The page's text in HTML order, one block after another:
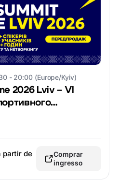
- 20:00 (Europe/Kyiv)
2026 Lviv – VI
partir de
Comprar
ingresso